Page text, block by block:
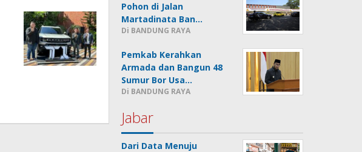
Pohon di Jalan
Martadinata Ban…
Di BANDUNG RAYA
Pemkab Kerahkan
Armada dan Bangun 48
Sumur Bor Usa…
Di BANDUNG RAYA
Jabar
Dari Data Menuju